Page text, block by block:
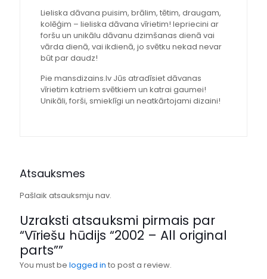
Lieliska dāvana puisim, brālim, tētim, draugam,
kolēģim – lieliska dāvana vīrietim! Iepriecini ar
foršu un unikālu dāvanu dzimšanas dienā vai
vārda dienā, vai ikdienā, jo svētku nekad nevar
būt par daudz!
Pie mansdizains.lv Jūs atradīsiet dāvanas
vīrietim katriem svētkiem un katrai gaumei!
Unikāli, forši, smieklīgi un neatkārtojami dizaini!
Atsauksmes
Pašlaik atsauksmju nav.
Uzraksti atsauksmi pirmais par
“Vīriešu hūdijs “2002 – All original
parts””
You must be logged in to post a review.